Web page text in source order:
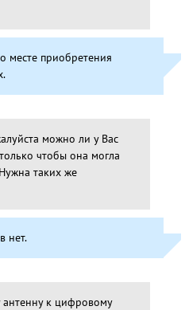
месте приобретения
можно ли у Вас
чтобы она могла
таких же
нет.
к цифровому